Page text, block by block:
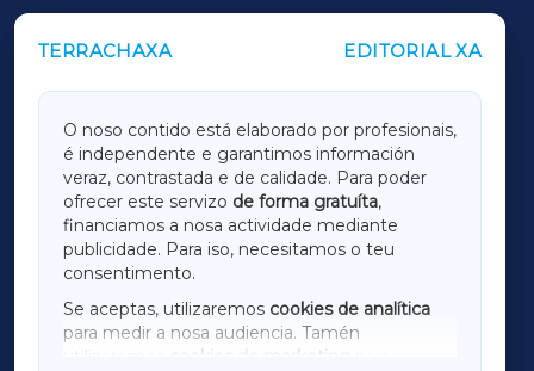
TERRACHAXA EDITORIAL XA
O noso contido está elaborado por profesionais,
é independente e garantimos información
veraz, contrastada e de calidade. Para poder
ofrecer este servizo de forma gratuíta,
financiamos a nosa actividade mediante
publicidade. Para iso, necesitamos o teu
consentimento.
Se aceptas, utilizaremos cookies de analítica
para medir a nosa audiencia. Tamén
utilizaremos
cookies de marketing
OUTROS PERIÓDICOS
LUGOXA
TERRACHAXA
AMARIÑAXA